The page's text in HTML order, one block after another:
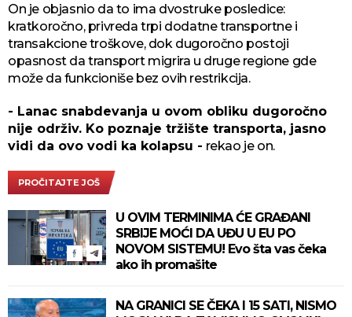
On je objasnio da to ima dvostruke posledice:
kratkoročno, privreda trpi dodatne transportne i
transakcione troškove, dok dugoročno postoji
opasnost da transport migrira u druge regione gde
može da funkcioniše bez ovih restrikcija.
- Lanac snabdevanja u ovom obliku dugoročno
nije održiv. Ko poznaje tržište transporta, jasno
vidi da ovo vodi ka kolapsu - rekao je on.
PROČITAJTE JOŠ
U OVIM TERMINIMA ĆE GRAĐANI
SRBIJE MOĆI DA UĐU U EU PO
NOVOM SISTEMU! Evo šta vas čeka
ako ih promašite
NA GRANICI SE ČEKA I 15 SATI, NISMO